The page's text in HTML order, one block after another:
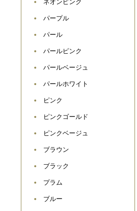
ネオンピンク
パープル
パール
パールピンク
パールベージュ
パールホワイト
ピンク
ピンクゴールド
ピンクベージュ
ブラウン
ブラック
プラム
ブルー